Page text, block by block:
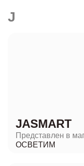
J
JASMART
Представлен в
ОСВЕТИМ